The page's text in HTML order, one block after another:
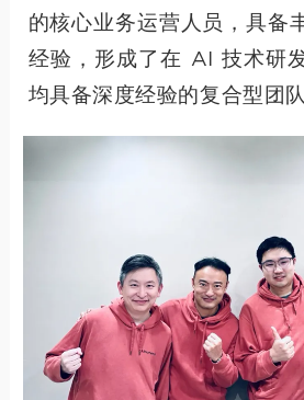
的核心业务运营人员，具备
经验，形成了在 AI 技术研
均具备深度经验的复合型团队